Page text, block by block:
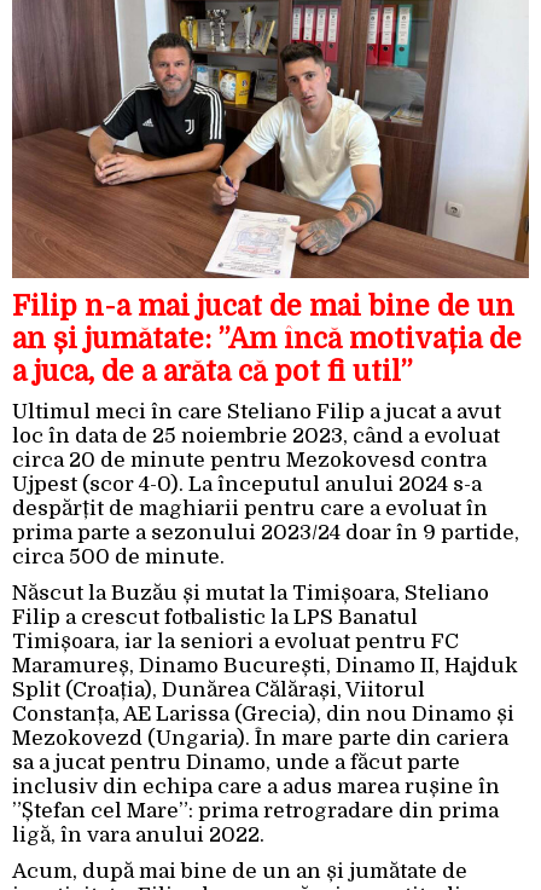
Filip n-a mai jucat de mai bine de un
an și jumătate: ”Am încă motivația de
a juca, de a arăta că pot fi util”
Ultimul meci în care Steliano Filip a jucat a avut
loc în data de 25 noiembrie 2023, când a evoluat
circa 20 de minute pentru Mezokovesd contra
Ujpest (scor 4-0). La începutul anului 2024 s-a
despărțit de maghiarii pentru care a evoluat în
prima parte a sezonului 2023/24 doar în 9 partide,
circa 500 de minute.
Născut la Buzău și mutat la Timișoara, Steliano
Filip a crescut fotbalistic la LPS Banatul
Timișoara, iar la seniori a evoluat pentru FC
Maramureș, Dinamo București, Dinamo II, Hajduk
Split (Croația), Dunărea Călărași, Viitorul
Constanța, AE Larissa (Grecia), din nou Dinamo și
Mezokovezd (Ungaria). În mare parte din cariera
sa a jucat pentru Dinamo, unde a făcut parte
inclusiv din echipa care a adus marea rușine în
”Ștefan cel Mare”: prima retrogradare din prima
ligă, în vara anului 2022.
Acum, după mai bine de un an și jumătate de